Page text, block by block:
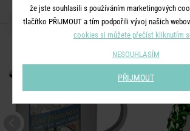
DALŠÍ PRODUKTY ZE
že jste souhlasili s používáním marketingových
tlačítko PŘIJMOUT a tím podpořili vývoj našich
cookies si můžete přečíst kliknutím
NESOUHLASÍM
PŘIJMOUT